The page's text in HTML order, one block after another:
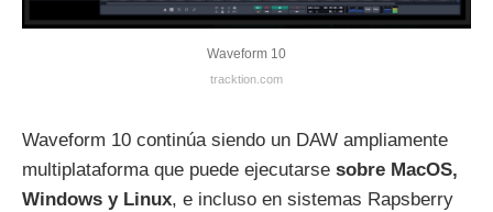
Waveform 10
tracktion.com
Waveform 10 continúa siendo un DAW ampliamente
multiplataforma que puede ejecutarse sobre MacOS,
Windows y Linux, e incluso en sistemas Rapsberry